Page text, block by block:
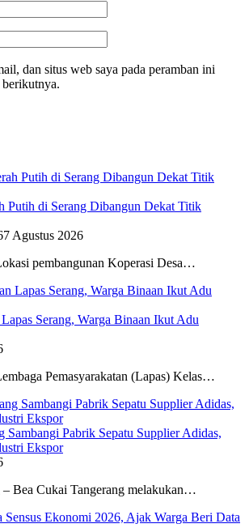
dan situs web saya pada peramban ini
Putih di Serang Dibangun Dekat Titik
7 Agustus 2026
pembangunan Koperasi Desa…
Serang, Warga Binaan Ikut Adu
Pemasyarakatan (Lapas) Kelas…
Sambangi Pabrik Sepatu Supplier Adidas,
Ekspor
– Bea Cukai Tangerang melakukan…